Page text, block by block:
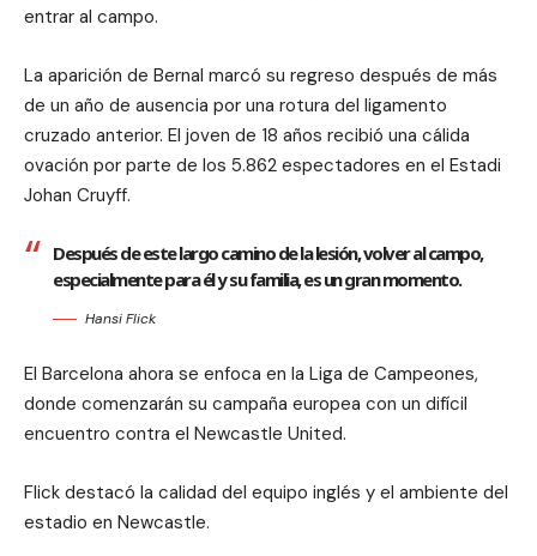
entrar al campo.
La aparición de Bernal marcó su regreso después de más
de un año de ausencia por una rotura del ligamento
cruzado anterior. El joven de 18 años recibió una cálida
ovación por parte de los 5.862 espectadores en el Estadi
Johan Cruyff.
Después de este largo camino de la lesión, volver al campo,
especialmente para él y su familia, es un gran momento.
Hansi Flick
El Barcelona ahora se enfoca en la Liga de Campeones,
donde comenzarán su campaña europea con un difícil
encuentro contra el Newcastle United.
Flick destacó la calidad del equipo inglés y el ambiente del
estadio en Newcastle.